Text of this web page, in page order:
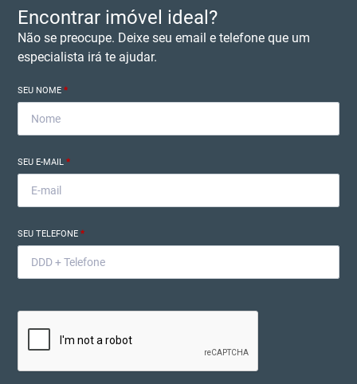
Encontrar imóvel ideal?
Não se preocupe. Deixe seu email e telefone que um
especialista irá te ajudar.
SEU NOME*
SEU E-MAIL*
SEU TELEFONE*